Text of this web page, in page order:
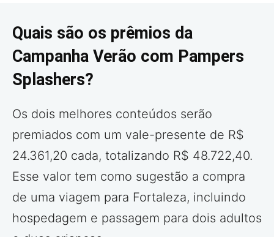
Quais são os prêmios da
Campanha Verão com Pampers
Splashers?
Os dois melhores conteúdos serão
premiados com um vale-presente de R$
24.361,20 cada, totalizando R$ 48.722,40.
Esse valor tem como sugestão a compra
de uma viagem para Fortaleza, incluindo
hospedagem e passagem para dois adultos